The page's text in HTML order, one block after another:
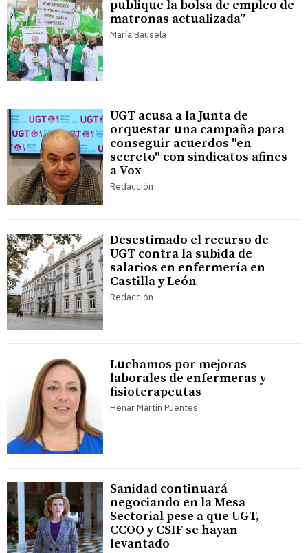
publique la bolsa de empleo de
matronas actualizada”
María Bausela
UGT acusa a la Junta de
orquestar una campaña para
conseguir acuerdos "en
secreto" con sindicatos afines
a Vox
Redacción
Desestimado el recurso de
UGT contra la subida de
salarios en enfermería en
Castilla y León
Redacción
Luchamos por mejoras
laborales de enfermeras y
fisioterapeutas
Henar Martín Puentes
Sanidad continuará
negociando en la Mesa
Sectorial pese a que UGT,
CCOO y CSIF se hayan
levantado